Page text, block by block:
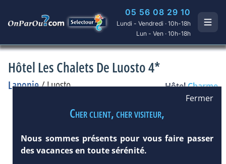
05 56 08 29 10
Lundi - Vendredi · 10h-18h
Lun - Ven · 10h-18h
Hôtel Les Chalets De Luosto 4*
Laponie/Luosto HôtelCharme
Fermer
Cher client, cher visiteur,
Nous sommes présents pour vous faire passer
des vacances en toute sérénité.